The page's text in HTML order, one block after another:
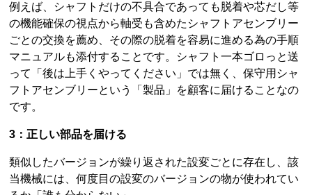
例えば、シャフトだけの不具合であっても脱着や芯だし等
の機能確保の視点から軸受も含めたシャフトアセンブリー
ごとの交換を薦め、その際の脱着を容易に進める為の手順
マニュアルも添付することです。シャフト一本ゴロっと送
って「後は上手くやってください」では無く、保守用シャ
フトアセンブリーという「製品」を顧客に届けることなの
です。
3：正しい部品を届ける
類似したバージョンが繰り返された設変ごとに存在し、該
当機械には、何度目の設変のバージョンの物が使われてい